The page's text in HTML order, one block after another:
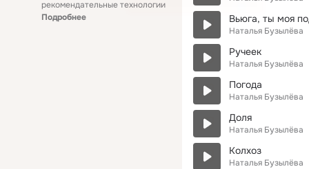
рекомендательные технологии
Подробнее
Вьюга, ты моя
Наталья Бузылёва
Ручеек
Наталья Бузылёва
Погода
Наталья Бузылёва
Доля
Наталья Бузылёва
Колхоз
Наталья Бузылёва